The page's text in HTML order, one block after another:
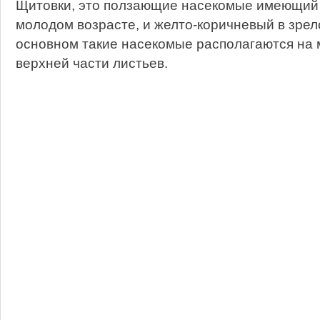
Щитовки, это ползающие насекомые имеющий
молодом возрасте, и желто-коричневый в
основном такие насекомые располагаются на
верхней части листьев.